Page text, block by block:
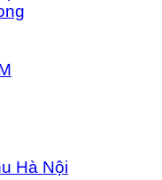
Hà Nội